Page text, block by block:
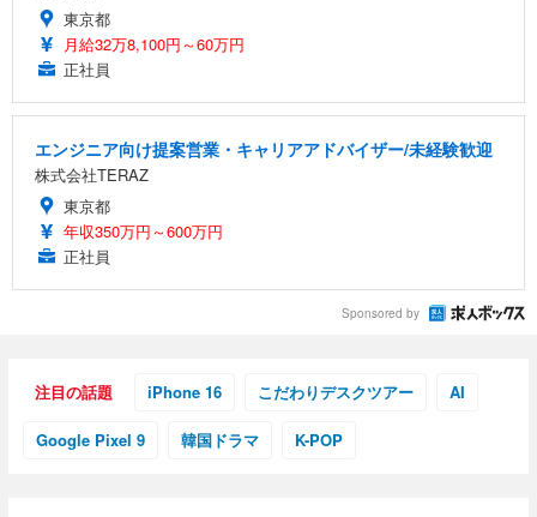
東京都
月給32万8,100円～60万円
正社員
エンジニア向け提案営業・キャリアアドバイザー/未経験歓迎
株式会社TERAZ
東京都
年収350万円～600万円
正社員
Sponsored by
注目の話題 iPhone 16 こだわりデスクツアー AI
Google Pixel 9 韓国ドラマ K-POP